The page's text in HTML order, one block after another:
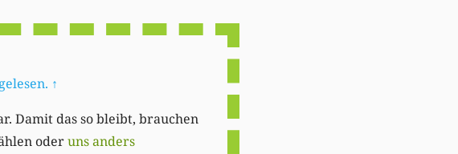
↑
Damit das so bleibt, brauchen
oderuns anders